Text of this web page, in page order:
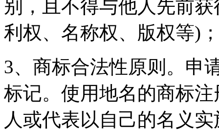
别，且不得与他人先前
利权、名称权、版权等)
3、商标合法性原则。申
标记。使用地名的商标
人或代表以自己的名义